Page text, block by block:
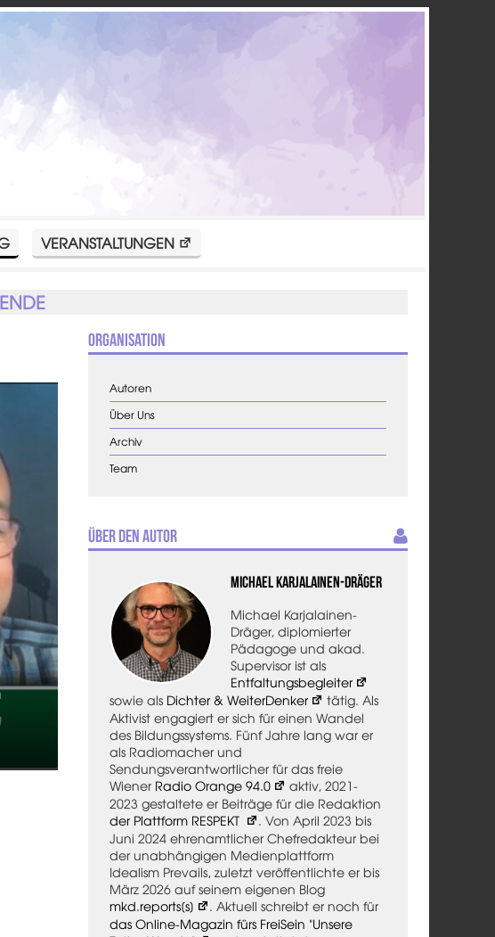
VERANSTALTUNGEN
Organisation
Autoren
Über Uns
Archiv
Team
Über den Autor
Michael Karjalainen-Dräger
Michael Karjalainen-
Dräger, diplomierter
Pädagoge und akad.
Supervisor ist als
Entfaltungsbegleiter
sowie als Dichter & WeiterDenker
tätig. Als
Aktivist engagiert er sich für einen Wandel
des Bildungssystems. Fünf Jahre lang war er
als Radiomacher und
Sendungsverantwortlicher für das freie
Wiener Radio Orange 94.0
aktiv, 2021-
2023 gestaltete er Beiträge für die Redaktion
der Plattform RESPEKT
. Von April 2023 bis
Juni 2024 ehrenamtlicher Chefredakteur bei
der unabhängigen Medienplattform
Idealism Prevails, zuletzt veröffentlichte er bis
März 2026 auf seinem eigenen Blog
mkd.reports[s]
. Aktuell schreibt er noch für
das Online-Magazin fürs FreiSein "Unsere